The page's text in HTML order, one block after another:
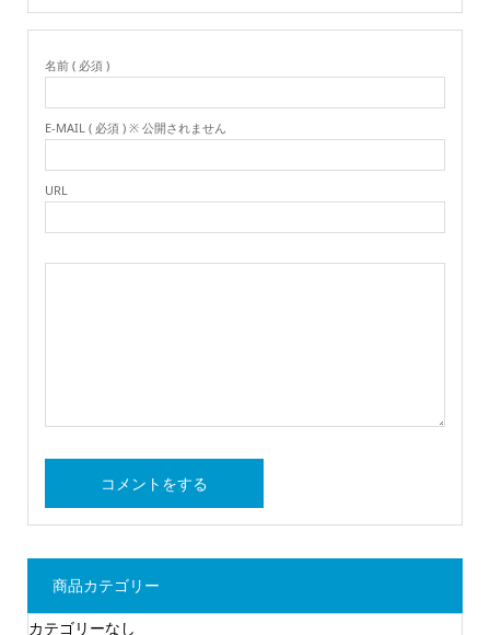
名前 ( 必須 )
E-MAIL ( 必須 ) ※ 公開されません
URL
商品カテゴリー
カテゴリーなし